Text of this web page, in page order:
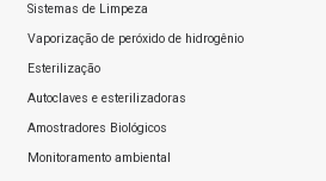
Sistemas de Limpeza
Vaporização de peróxido de hidrogênio
Esterilização
Autoclaves e esterilizadoras
Amostradores Biológicos
Monitoramento ambiental